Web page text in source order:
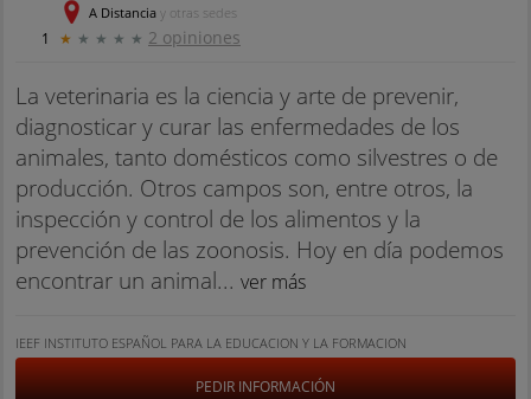
A Distancia y otras sedes
1 ★ ★ ★ ★ ★ 2 opiniones
La veterinaria es la ciencia y arte de prevenir,
diagnosticar y curar las enfermedades de los
animales, tanto domésticos como silvestres o de
producción. Otros campos son, entre otros, la
inspección y control de los alimentos y la
prevención de las zoonosis. Hoy en día podemos
encontrar un animal... ver más
IEEF INSTITUTO ESPAÑOL PARA LA EDUCACION Y LA FORMACION
PEDIR INFORMACIÓN